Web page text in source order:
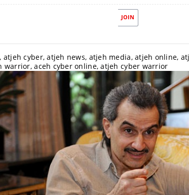
JOIN
atjeh cyber, atjeh news, atjeh media, atjeh online,
warrior, aceh cyber online, atjeh cyber warrior